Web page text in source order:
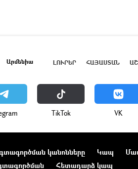
Արմենիա ԼՈՒՐԵՐ ՀԱՅԱՍՏԱՆ
ТikТоk VK
կանոնները Կապ
Հետադարձ կապ